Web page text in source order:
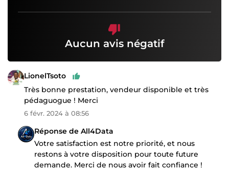
Aucun avis négatif
LionelTsoto
Très bonne prestation, vendeur disponible et très
pédaguogue ! Merci
6 févr. 2024 à 08:56
Réponse de All4Data
Votre satisfaction est notre priorité, et nous
restons à votre disposition pour toute future
demande. Merci de nous avoir fait confiance !